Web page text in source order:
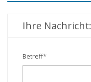
Ihre Nachricht:
Betreff*